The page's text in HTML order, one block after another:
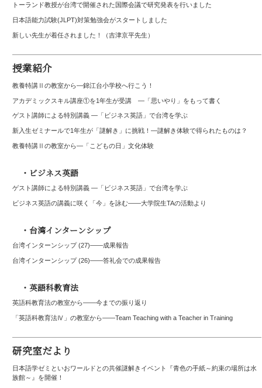
トーランド教授が台湾で開催された国際会議で研究発表を行いました
日本語能力試験(JLPT)対策勉強会がスタートしました
新しい先生が着任されました！（吉津京平先生）
授業紹介
教養特講Ⅱの教室から―錦江台小学校へ行こう！
アカデミックスキル講座①を1年生が受講 ―「思いやり」をもって書く
ゲスト講師による特別講義 ―「ビジネス英語」で台湾を学ぶ
新入生ゼミナールで1年生が「謎解き」に挑戦！―謎解き体験で得られたものは？
教養特講Ⅱの教室から―「こどもの日」文化体験
・ビジネス英語
ゲスト講師による特別講義 ―「ビジネス英語」で台湾を学ぶ
ビジネス英語の講義に咲く「今」を詠む――大学院生TAの活動より
・台湾インターンシップ
台湾インターンシップ (27)——成果報告
台湾インターンシップ (26)――答礼会での成果報告
・英語科教育法
英語科教育法の教室から——今までの振り返り
「英語科教育法Ⅳ」の教室から――Team Teaching with a Teacher in Training
研究室だより
日本語学ゼミといおワールドとの共催謎解きイベント『青色の手紙～約束の場所は水
族館～』を開催！